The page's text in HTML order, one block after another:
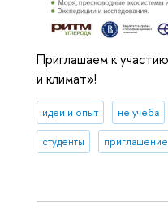
Приглашаем к
и климат»!
идеи и опыт не учеба
студенты